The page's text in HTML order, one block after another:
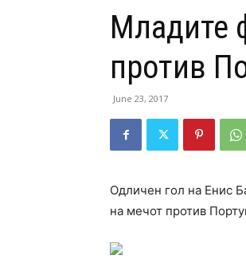
Младите
против
June 23, 2017
Одличен гол на Енис
на мечот против